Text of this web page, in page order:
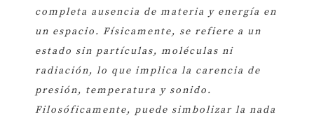
completa ausencia de materia y energía en
un espacio. Físicamente, se refiere a un
estado sin partículas, moléculas ni
radiación, lo que implica la carencia de
presión, temperatura y sonido.
Filosóficamente, puede simbolizar la nada